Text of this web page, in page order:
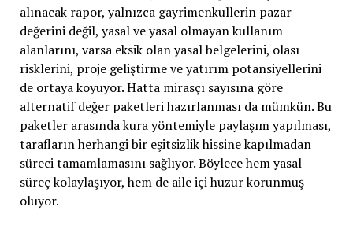
alınacak rapor, yalnızca gayrimenkullerin pazar
değerini değil, yasal ve yasal olmayan kullanım
alanlarını, varsa eksik olan yasal belgelerini, olası
risklerini, proje geliştirme ve yatırım potansiyellerini
de ortaya koyuyor. Hatta mirasçı sayısına göre
alternatif değer paketleri hazırlanması da mümkün. Bu
paketler arasında kura yöntemiyle paylaşım yapılması,
tarafların herhangi bir eşitsizlik hissine kapılmadan
süreci tamamlamasını sağlıyor. Böylece hem yasal
süreç kolaylaşıyor, hem de aile içi huzur korunmuş
oluyor.